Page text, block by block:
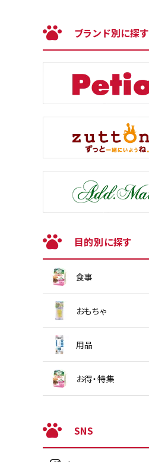
ブランド別に探す
目的別に探す
食事
おもちゃ
用品
お得・特集
SNS